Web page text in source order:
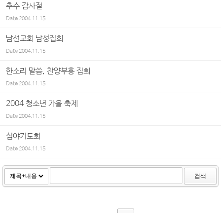
추수 감사절
Date2004.11.15
남선교회 남성집회
Date2004.11.15
한소리 말씀, 찬양부흥 집회
Date2004.11.15
2004 청소년 가을 축제
Date2004.11.15
심야기도회
Date2004.11.15
검색